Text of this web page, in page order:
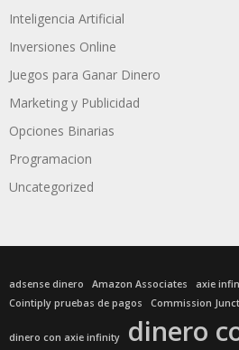
Inteligencia Artificial
Inversiones Online
Juegos para Ganar Dinero
Marketing y Publicidad
Opciones Binarias
Programacion
Uncategorized
adsense dinero Amazon Associates axie
Cointiply pruebas de pagos
Commission
dinero con axie infinity dinero